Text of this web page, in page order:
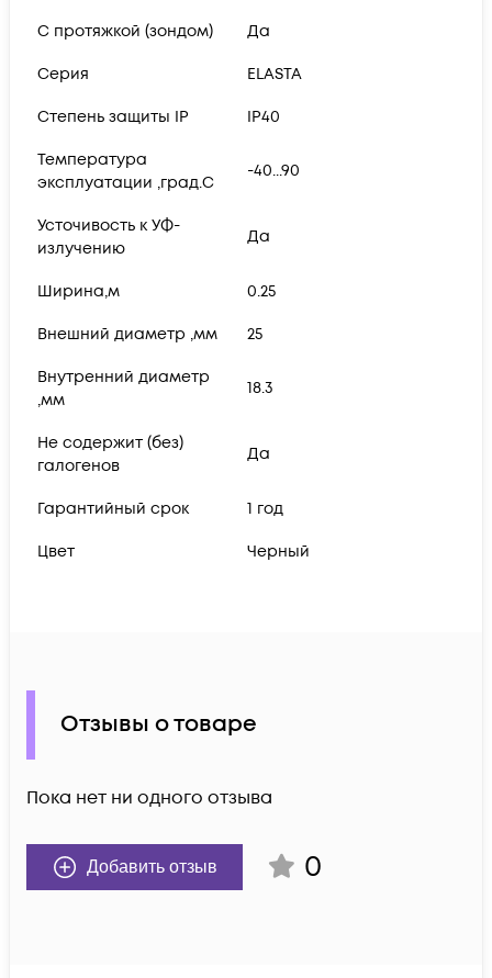
С протяжкой (зондом) Да
Серия ELASTA
Степень защиты IP IP40
Температура
эксплуатации ,град.C
-40...90
Усточивость к УФ-
излучению
Да
Ширина,м 0.25
Внешний диаметр ,мм 25
Внутренний диаметр
,мм
18.3
Не содержит (без)
галогенов
Да
Гарантийный срок 1 год
Цвет Черный
Отзывы о товаре
Пока нет ни одного отзыва
Добавить отзыв 0